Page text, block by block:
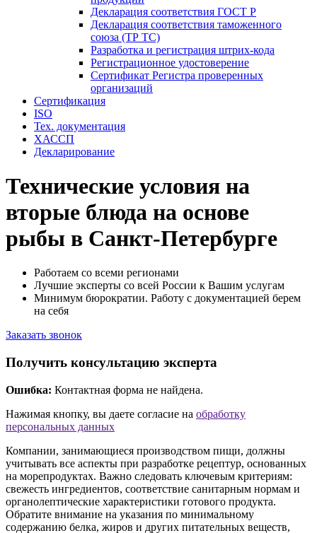
Декларация соответствия ГОСТ Р
Декларация соответствия таможенного
союза (ТР ТС)
Разработка и регистрация штрих-кода
Регистрационное удостоверение
Сертификат Регистра проверенных
организаций
Сертификация
ISO
Тех. документация
ХАССП
Декларирование
Технические условия на
вторые блюда на основе
рыбы в Санкт-Петербурге
Работаем со всеми регионами
Лучшие эксперты со всей России к Вашим услугам
Минимум бюрократии. Работу с документацией берем
на себя
Заказать звонок
Получить консультацию эксперта
Ошибка: Контактная форма не найдена.
Нажимая кнопку, вы даете согласие на обработку
персональных данных
Компании, занимающиеся производством пищи, должны
учитывать все аспекты при разработке рецептур, основанных
на морепродуктах. Важно следовать ключевым критериям:
свежесть ингредиентов, соответствие санитарным нормам и
органолептические характеристики готового продукта.
Обратите внимание на указания по минимальному
содержанию белка, жиров и других питательных веществ,